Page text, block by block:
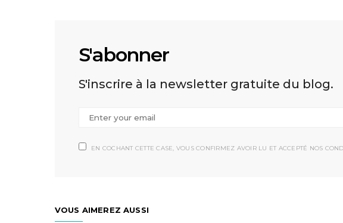
S'abonner
S'inscrire à la newsletter gratuite du blog.
EN COCHANT CETTE CASE, VOUS CONFIRMEZ AVOIR LU ET ACCEPTÉ NOS
VOUS AIMEREZ AUSSI